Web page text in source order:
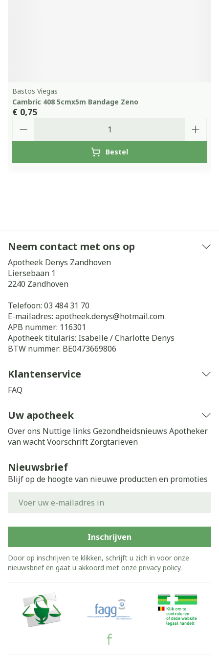
Bastos Viegas
Cambric 408 5cmx5m Bandage Zeno
€ 0,75
Bestel
Neem contact met ons op
Apotheek Denys Zandhoven
Liersebaan 1
2240 Zandhoven
Telefoon: 03 484 31 70
E-mailadres: apotheek.denys@hotmail.com
APB nummer: 116301
Apotheek titularis: Isabelle / Charlotte Denys
BTW nummer: BE0473669806
Klantenservice
FAQ
Uw apotheek
Over ons Nuttige links Gezondheidsnieuws Apotheker
van wachtVoorschrift Zorgtarieven
Nieuwsbrief
Blijf op de hoogte van nieuwe producten en promoties
Inschrijven
Door op inschrijven te klikken, schrijft u zich in voor onze
nieuwsbrief en gaat u akkoord met onze privacy policy.